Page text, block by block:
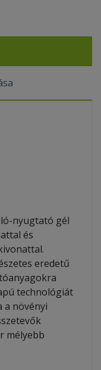
nyugtató gél
és
eredetű
technológiát
a növényi
mélyebb